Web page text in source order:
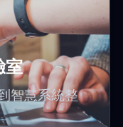
室
智慧系統整